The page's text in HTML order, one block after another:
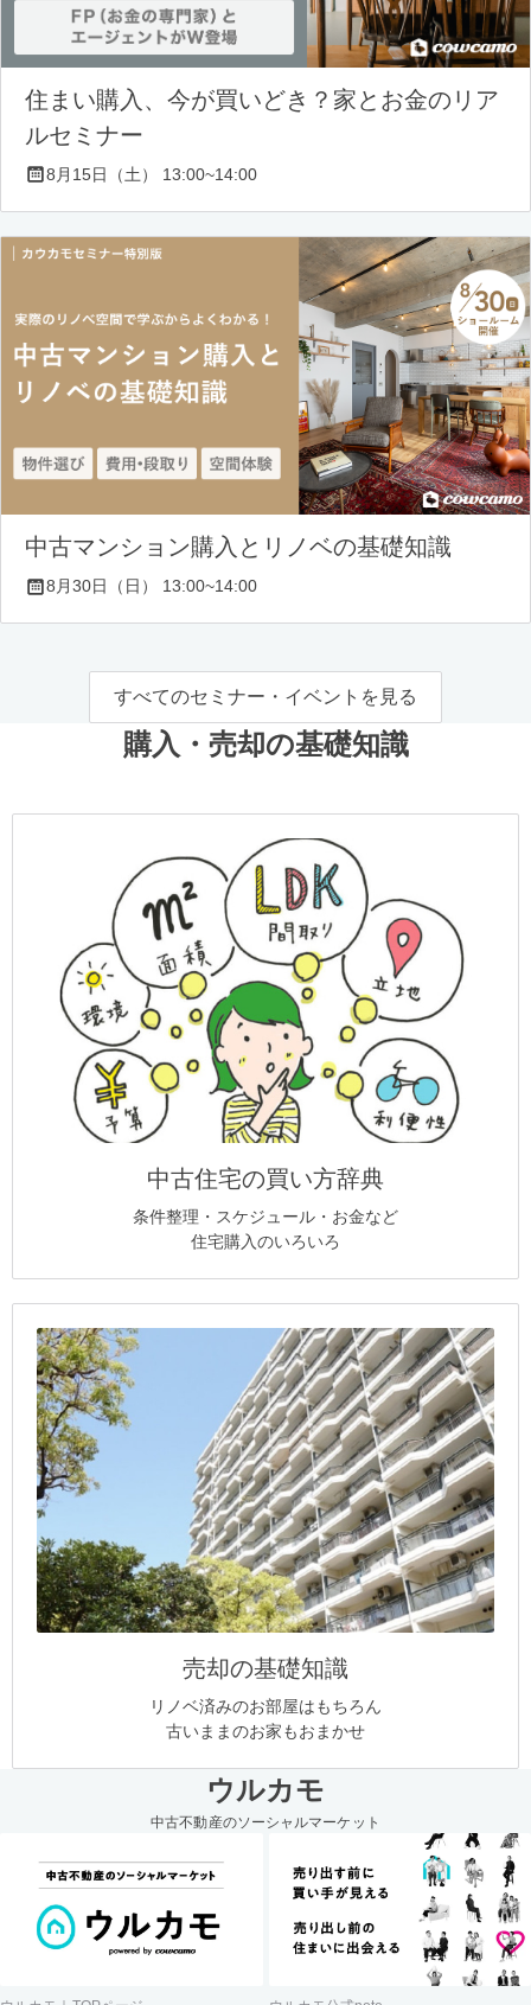
住まい購入、今が買いどき？家とお金のリア
ルセミナー
8月15日（土） 13:00~14:00
中古マンション購入とリノベの基礎知識
8月30日（日） 13:00~14:00
すべてのセミナー・イベントを見る
購入・売却の基礎知識
中古住宅の買い方辞典
条件整理・スケジュール・お金など
住宅購入のいろいろ
売却の基礎知識
リノベ済みのお部屋はもちろん
古いままのお家もおまかせ
ウルカモ
中古不動産のソーシャルマーケット